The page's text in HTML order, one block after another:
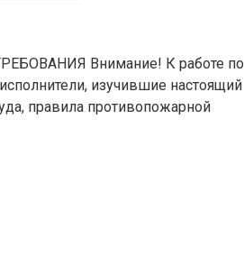
Внимание! К работе по
изучившие настоящий
правила противопожарной